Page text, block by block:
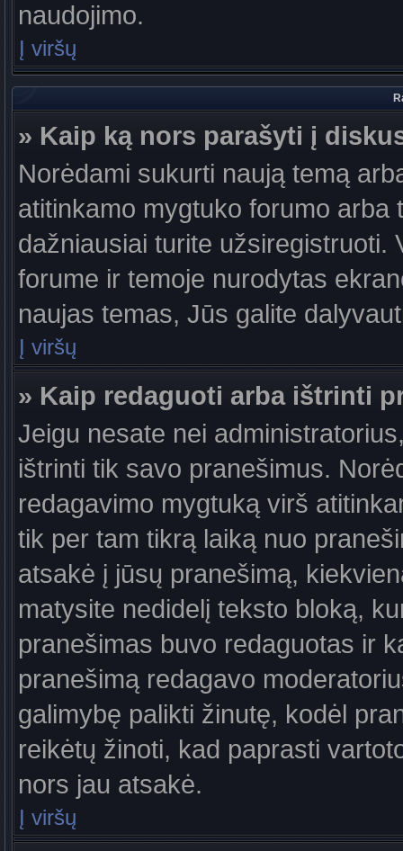
naudojimo.
Į viršų
» Kaip ką nors parašyti į
Norėdami sukurti naują temą
atitinkamo mygtuko forumo
dažniausiai turite užsiregistruoti.
forume ir temoje nurodytas
naujas temas, Jūs galite
Į viršų
» Kaip redaguoti arba ištrinti
Jeigu nesate nei
ištrinti tik savo pranešimus.
redagavimo mygtuką virš
tik per tam tikrą laiką nuo
atsakė į jūsų pranešimą,
matysite nedidelį teksto bloką,
pranešimas buvo redaguotas ir
pranešimą redagavo
galimybę palikti žinutę, kodėl
reikėtų žinoti, kad paprasti
nors jau atsakė.
Į viršų